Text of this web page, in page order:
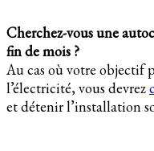
Cherchez-vous une
fin de mois ?
Au cas où votre objectif
l’électricité, vous devrez
et détenir l’installation